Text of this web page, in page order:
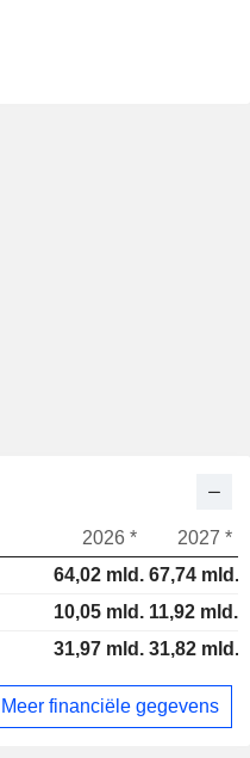
2026 *
2027 *
64,02 mld. 67,74 mld.
10,05 mld. 11,92 mld.
31,97 mld. 31,82 mld.
Meer financiële gegevens